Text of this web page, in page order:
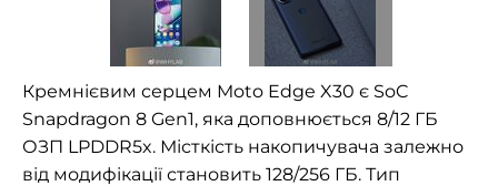
Кремнієвим серцем Moto Edge X30 є SoC
Snapdragon 8 Gen1, яка доповнюється 8/12 ГБ
ОЗП LPDDR5x. Місткість накопичувача залежно
від модифікації становить 128/256 ГБ. Тип